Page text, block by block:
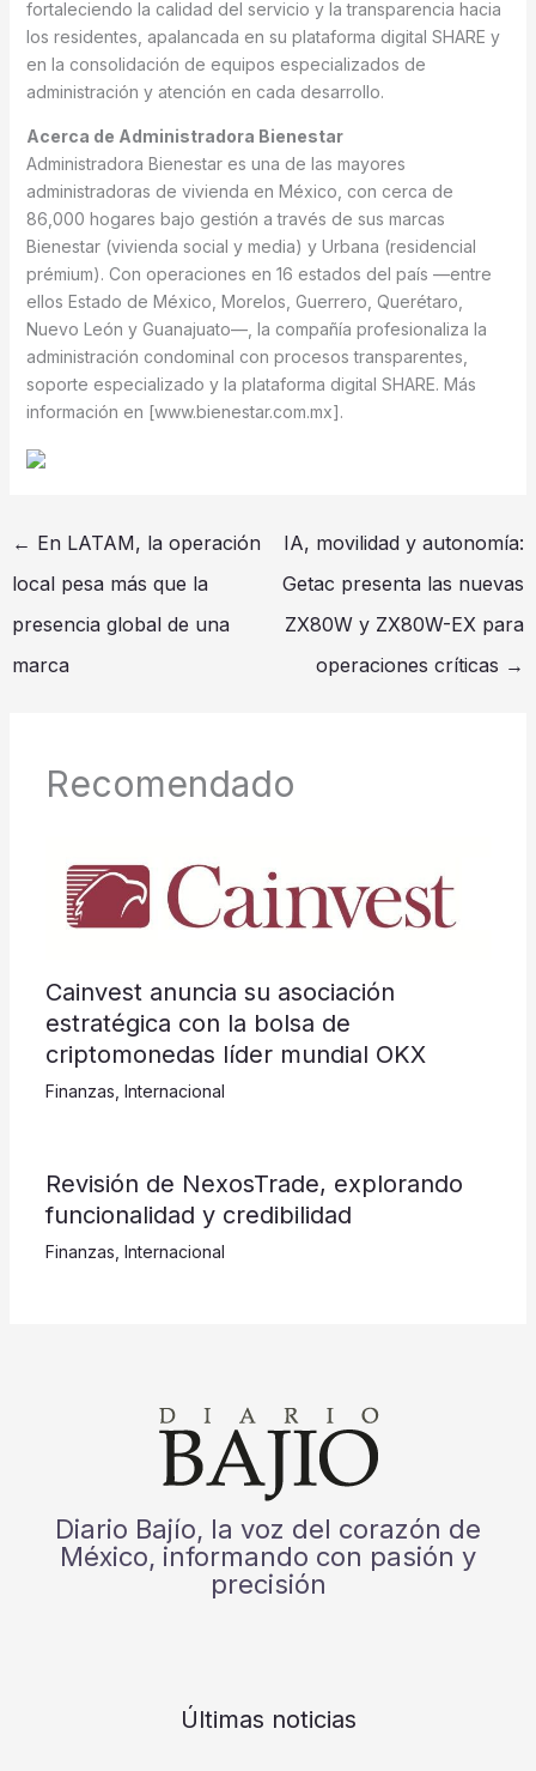
fortaleciendo la calidad del servicio y la transparencia hacia
los residentes, apalancada en su plataforma digital SHARE y
en la consolidación de equipos especializados de
administración y atención en cada desarrollo.
Acerca de Administradora Bienestar
Administradora Bienestar es una de las mayores
administradoras de vivienda en México, con cerca de
86,000 hogares bajo gestión a través de sus marcas
Bienestar (vivienda social y media) y Urbana (residencial
prémium). Con operaciones en 16 estados del país —entre
ellos Estado de México, Morelos, Guerrero, Querétaro,
Nuevo León y Guanajuato—, la compañía profesionaliza la
administración condominal con procesos transparentes,
soporte especializado y la plataforma digital SHARE. Más
información en [www.bienestar.com.mx].
← En LATAM, la operación
local pesa más que la
presencia global de una
marca
IA, movilidad y autonomía:
Getac presenta las nuevas
ZX80W y ZX80W-EX para
operaciones críticas →
Recomendado
Cainvest anuncia su asociación
estratégica con la bolsa de
criptomonedas líder mundial OKX
Finanzas Internacional
Revisión de NexosTrade, explorando
funcionalidad y credibilidad
Finanzas Internacional
Diario Bajío, la voz del corazón de
México, informando con pasión y
precisión
Últimas noticias